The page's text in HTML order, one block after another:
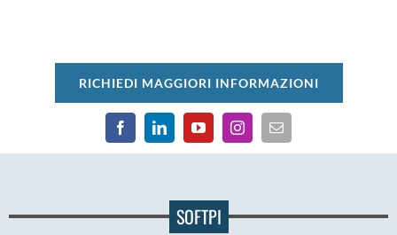
RICHIEDI MAGGIORI INFORMAZIONI
SOFTPI